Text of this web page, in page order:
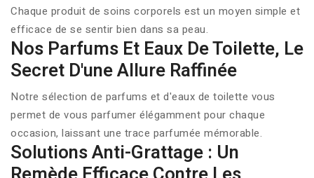
Chaque produit de soins corporels est un moyen simple et
efficace de se sentir bien dans sa peau.
Nos Parfums Et Eaux De Toilette, Le
Secret D'une Allure Raffinée
Notre sélection de parfums et d'eaux de toilette vous
permet de vous parfumer élégamment pour chaque
occasion, laissant une trace parfumée mémorable.
Solutions Anti-Grattage : Un